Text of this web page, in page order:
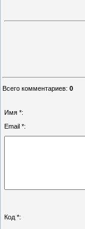
Всего комментариев: 0
Имя *:
Email *:
Код *: